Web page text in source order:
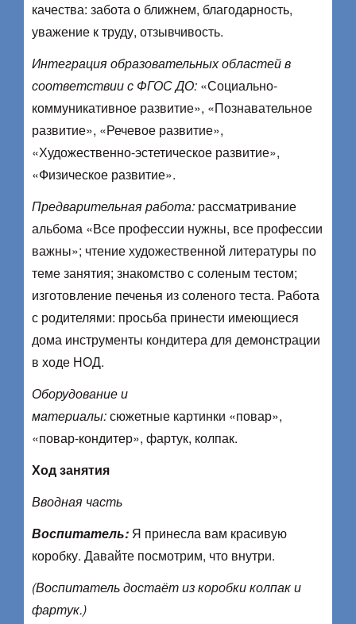
качества: забота о ближнем, благодарность,
уважение к труду, отзывчивость.
Интеграция образовательных областей в
соответствии с ФГОС ДО: «Социально-
коммуникативное развитие», «Познавательное
развитие», «Речевое развитие»,
«Художественно-эстетическое развитие»,
«Физическое развитие».
Предварительная работа: рассматривание
альбома «Все профессии нужны, все профессии
важны»; чтение художественной литературы по
теме занятия; знакомство с соленым тестом;
изготовление печенья из соленого теста. Работа
с родителями: просьба принести имеющиеся
дома инструменты кондитера для демонстрации
в ходе НОД.
Оборудование и
материалы:сюжетные картинки «повар»,
«повар-кондитер», фартук, колпак.
Ход занятия
Вводная часть
Воспитатель: Я принесла вам красивую
коробку. Давайте посмотрим, что внутри.
(Воспитатель достаёт из коробки колпак и
фартук.)